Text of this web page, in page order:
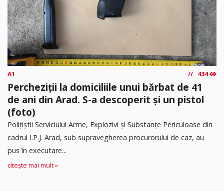
A1 434
Percheziții la domiciliile unui bărbat de 41
de ani din Arad. S-a descoperit și un pistol
(foto)
Polițiștii Serviciului Arme, Explozivi și Substanțe Periculoase din
cadrul I.P.J. Arad, sub supravegherea procurorului de caz, au
pus în executare...
citește mai mult »